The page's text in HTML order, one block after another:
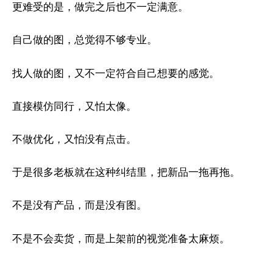
更难受的是，做完之后也不一定满意。
自己做的图，总觉得不够专业。
找人做的图，又不一定符合自己想要的感觉。
直接模仿同行，又怕太像。
不做优化，又怕没有点击。
于是很多老板就在这种纠结里，把新品一拖再拖。
不是没有产品，而是没有图。
不是不会卖货，而是上架前的视觉准备太麻烦。